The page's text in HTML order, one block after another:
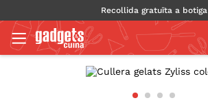
Recollida gratuïta a botiga